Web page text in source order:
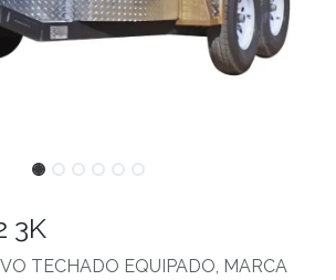
3K
TECHADO EQUIPADO, MARCA